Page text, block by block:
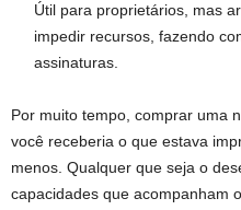
Útil para proprietários, mas
impedir recursos, fazendo
assinaturas.
Por muito tempo, comprar uma
você receberia o que estava
menos. Qualquer que seja o
capacidades que acompanham